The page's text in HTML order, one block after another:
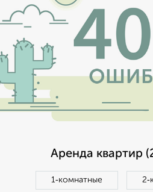
Аренда квартир
1‑комнатные